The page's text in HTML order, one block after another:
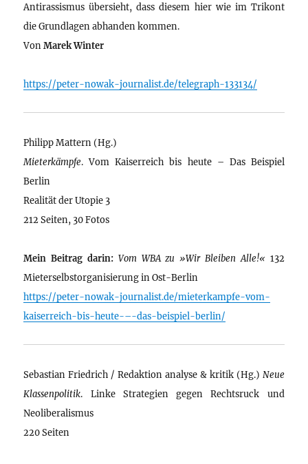
Antirassismus übersieht, dass diesem hier wie im Trikont
die Grundlagen abhanden kommen.
VonMarek Winter
https://peter-nowak-journalist.de/telegraph-133134/
Philipp Mattern (Hg.)
Mieterkämpfe. Vom Kaiserreich bis heute – Das Beispiel
Berlin
Realität der Utopie 3
212 Seiten, 30 Fotos
Mein Beitrag darin: Vom WBA zu »Wir Bleiben Alle!« 132
Mieterselbstorganisierung in Ost-Berlin
https://peter-nowak-journalist.de/mieterkampfe-vom-
kaiserreich-bis-heute-–-das-beispiel-berlin/
Sebastian Friedrich / Redaktion analyse & kritik (Hg.) Neue
Klassenpolitik. Linke Strategien gegen Rechtsruck und
Neoliberalismus
220 Seiten